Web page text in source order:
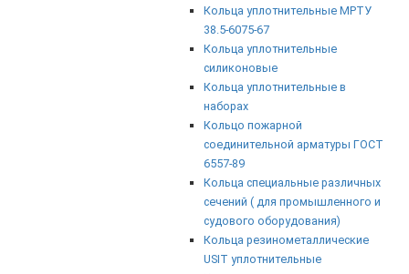
Кольца уплотнительные МРТУ
38.5-6075-67
Кольца уплотнительные
силиконовые
Кольца уплотнительные в
наборах
Кольцо пожарной
соединительной арматуры ГОСТ
6557-89
Кольца специальные различных
сечений ( для промышленного и
судового оборудования)
Кольца резинометаллические
USIT уплотнительные